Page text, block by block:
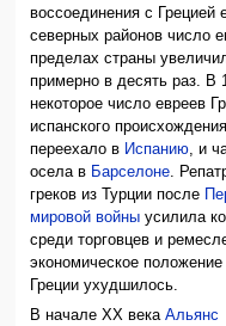
воссоединения с Грецией
северных районов число
пределах страны
примерно в десять раз. В
некоторое число евреев
испанского происхождения
переехало в Испанию , и
осела в Барселоне .
греков из Турции после
мировой войны усилила
среди торговцев и
экономическое положение
Греции ухудшилось.
В начале ХХ векаАльянс